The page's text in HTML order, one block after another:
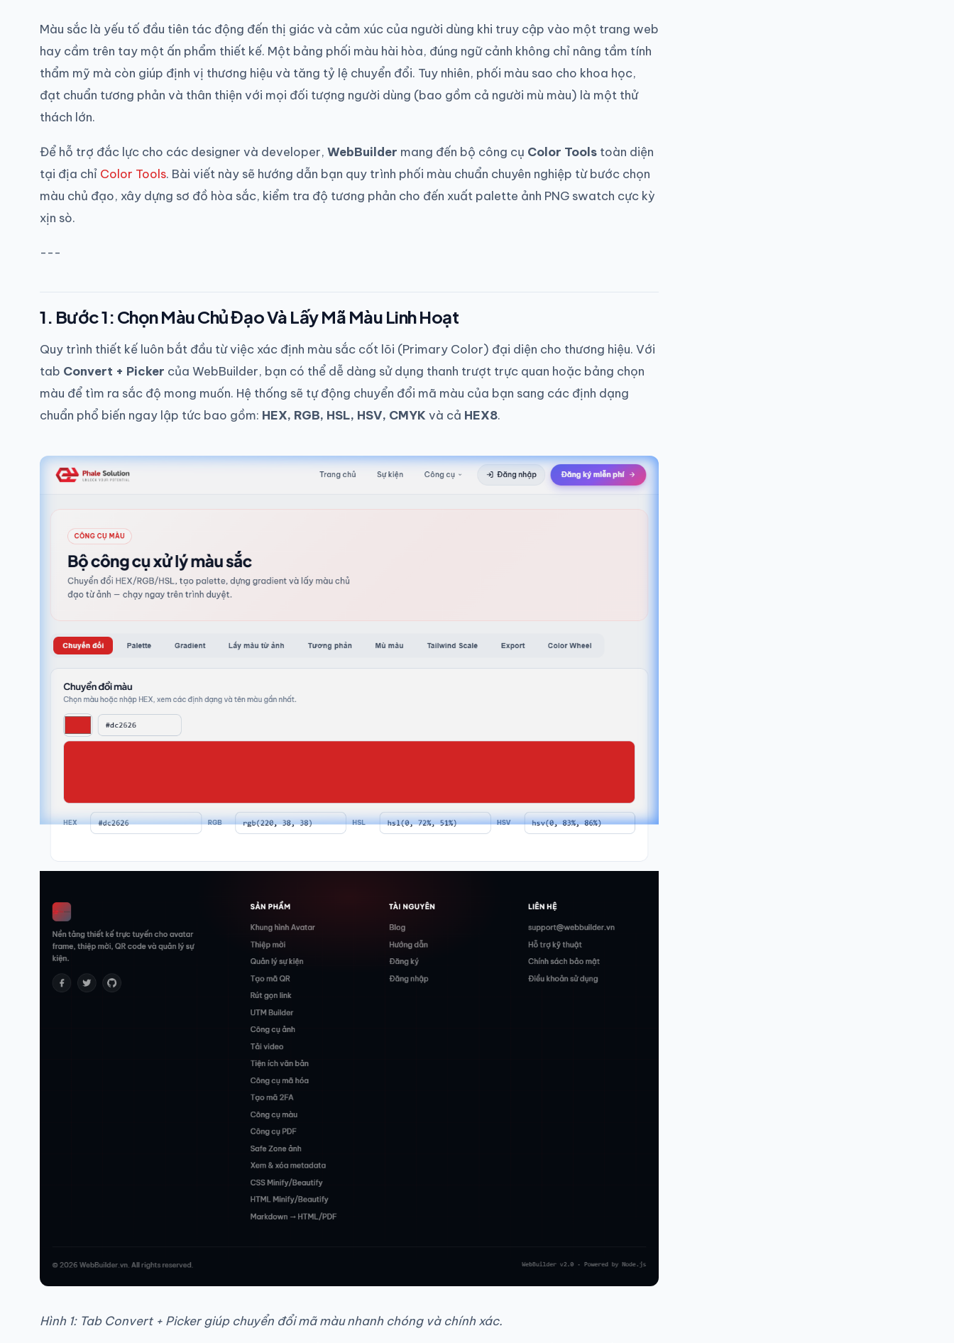
Màu sắc là yếu tố đầu tiên tác động đến thị giác và cảm xúc của người dùng khi truy cập vào một trang web
hay cầm trên tay một ấn phẩm thiết kế. Một bảng phối màu hài hòa, đúng ngữ cảnh không chỉ nâng tầm tính
thẩm mỹ mà còn giúp định vị thương hiệu và tăng tỷ lệ chuyển đổi. Tuy nhiên, phối màu sao cho khoa học,
đạt chuẩn tương phản và thân thiện với mọi đối tượng người dùng (bao gồm cả người mù màu) là một thử
thách lớn.
Để hỗ trợ đắc lực cho các designer và developer, WebBuilder mang đến bộ công cụ Color Tools toàn diện
tại địa chỉ Color Tools. Bài viết này sẽ hướng dẫn bạn quy trình phối màu chuẩn chuyên nghiệp từ bước chọn
màu chủ đạo, xây dựng sơ đồ hòa sắc, kiểm tra độ tương phản cho đến xuất palette ảnh PNG swatch cực kỳ
xịn sò.
---
1. Bước 1: Chọn Màu Chủ Đạo Và Lấy Mã Màu Linh Hoạt
Quy trình thiết kế luôn bắt đầu từ việc xác định màu sắc cốt lõi (Primary Color) đại diện cho thương hiệu. Với
tab Convert + Picker của WebBuilder, bạn có thể dễ dàng sử dụng thanh trượt trực quan hoặc bảng chọn
màu để tìm ra sắc độ mong muốn. Hệ thống sẽ tự động chuyển đổi mã màu của bạn sang các định dạng
chuẩn phổ biến ngay lập tức bao gồm: HEX, RGB, HSL, HSV, CMYK và cả HEX8.
Hình 1: Tab Convert + Picker giúp chuyển đổi mã màu nhanh chóng và chính xác.